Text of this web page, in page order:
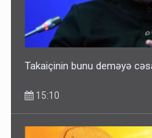
Takaiçinin bunu deməyə
15:10